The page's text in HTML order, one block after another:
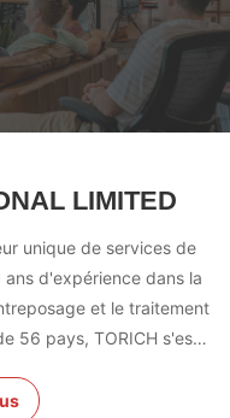
LIMITED
unique de services de
d'expérience dans la
et le traitement
56 pays, TORICH s'est
efficace.Avec des